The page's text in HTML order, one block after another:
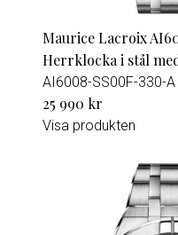
Maurice Lacroix
Herrklocka i stål
AI6008-SS00F-330-A
25 990 kr
Visa produkten